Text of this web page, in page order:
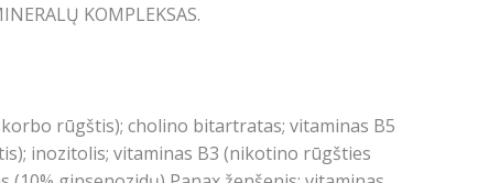
KOMPLEKSAS.
rūgštis); cholino bitartratas; vitaminas B5
inozitolis; vitaminas B3 (nikotino rūgšties